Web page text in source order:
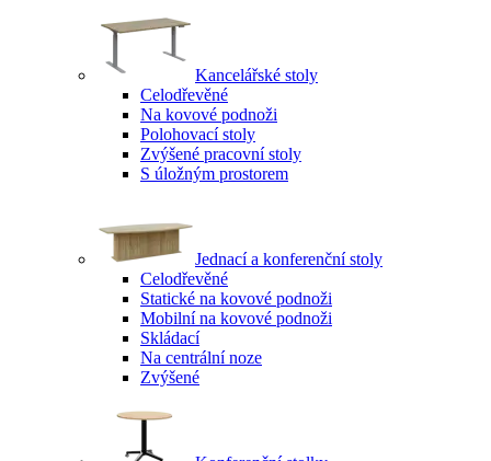
Kancelářské stoly
Celodřevěné
Na kovové podnoži
Polohovací stoly
Zvýšené pracovní stoly
S úložným prostorem
Jednací a konferenční stoly
Celodřevěné
Statické na kovové podnoži
Mobilní na kovové podnoži
Skládací
Na centrální noze
Zvýšené